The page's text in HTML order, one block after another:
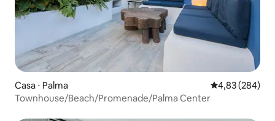
Casa ⋅ Palma 4,83 de uma
4,83 (284)
Townhouse/Beach/Promenade/Palma Center